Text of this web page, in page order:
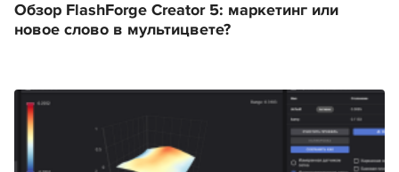
Обзор FlashForge Creator 5: маркетинг или
новое слово в мультицвете?